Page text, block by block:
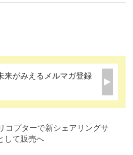
来がみえるメルマガ登録
コプターで新シェアリングサ
して販売へ